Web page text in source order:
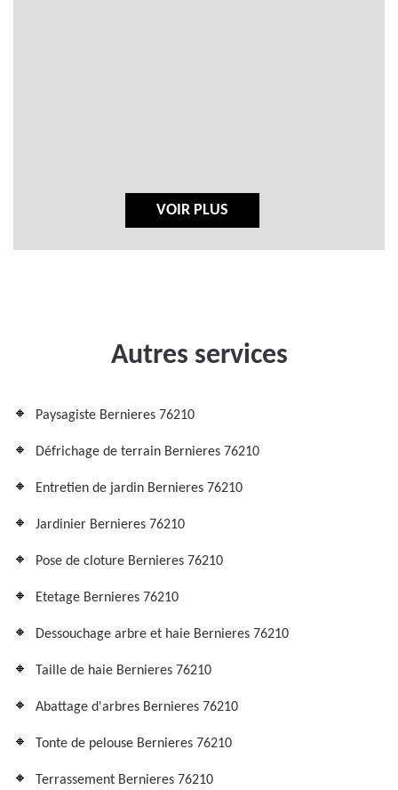
VOIR PLUS
Autres services
Paysagiste Bernieres 76210
Défrichage de terrain Bernieres 76210
Entretien de jardin Bernieres 76210
Jardinier Bernieres 76210
Pose de cloture Bernieres 76210
Etetage Bernieres 76210
Dessouchage arbre et haie Bernieres 76210
Taille de haie Bernieres 76210
Abattage d'arbres Bernieres 76210
Tonte de pelouse Bernieres 76210
Terrassement Bernieres 76210